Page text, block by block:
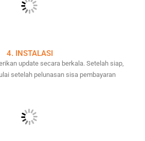
4. INSTALASI
update secara berkala. Setelah siap,
setelah pelunasan sisa pembayaran